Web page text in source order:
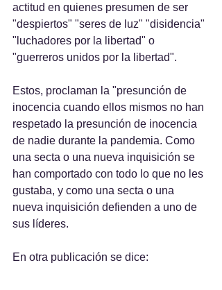
actitud en quienes presumen de ser
"despiertos" "seres de luz" "disidencia"
"luchadores por la libertad" o
"guerreros unidos por la libertad".
Estos, proclaman la "presunción de
inocencia cuando ellos mismos no han
respetado la presunción de inocencia
de nadie durante la pandemia. Como
una secta o una nueva inquisición se
han comportado con todo lo que no les
gustaba, y como una secta o una
nueva inquisición defienden a uno de
sus líderes.
En otra publicación se dice: